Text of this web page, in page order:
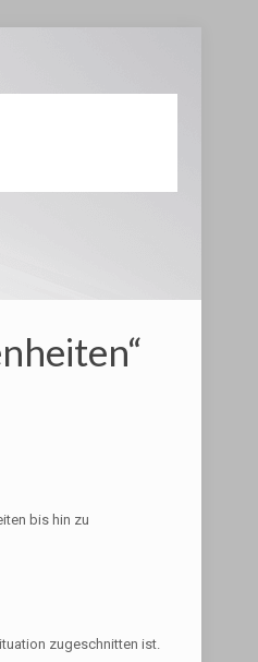
bis hin zu
zugeschnitten ist.